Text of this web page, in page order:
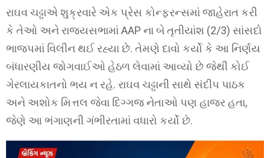
રાઘવ ચઢ્ઢાએ શુક્રવારે એક પ્રેસ કોન્ફરન્સમાં જાહેરાત કરી
કે તેઓ અને રાજ્યસભામાં AAP ના બે તૃતીયાંશ (2/3) સાંસદો
ભાજપમાં વિલીન થઈ રહ્યા છે. તેમણે દાવો કર્યો કે આ નિર્ણય
બંધારણીય જોગવાઈઓ હેઠળ લેવામાં આવ્યો છે જેથી કોઈ
ગેરલાયકાતનો ભય ન રહે. રાઘવ ચઢ્ઢાની સાથે સંદીપ પાઠક
અને અશોક મિત્તલ જેવા દિગ્ગજ નેતાઓ પણ હાજર હતા,
જેણે આ ભંગાણની ગંભીરતામાં વધારો કર્યો છે.